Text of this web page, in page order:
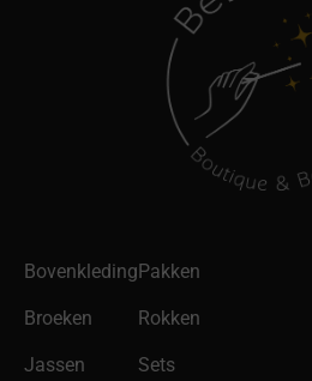
Bovenkleding
Broeken
Jassen
Pakken
Rokken
Sets